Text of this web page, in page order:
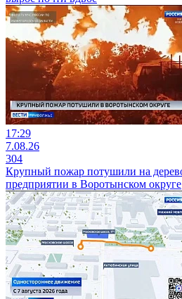
17:29
7.08.26
304
Крупный пожар потушили на
предприятии в Воротынском округе